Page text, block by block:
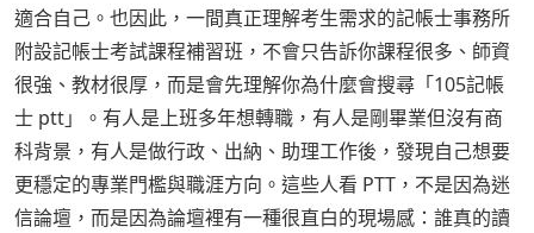
適合自己。也因此，一間真正理解考生需求的記帳士事務所
附設記帳士考試課程補習班，不會只告訴你課程很多、師資
很強、教材很厚，而是會先理解你為什麼會搜尋「105記帳
士 ptt」。有人是上班多年想轉職，有人是剛畢業但沒有商
科背景，有人是做行政、出納、助理工作後，發現自己想要
更穩定的專業門檻與職涯方向。這些人看 PTT，不是因為迷
信論壇，而是因為論壇裡有一種很直白的現場感：誰真的讀